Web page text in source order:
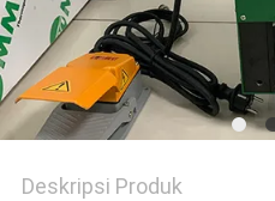
Deskripsi Produk